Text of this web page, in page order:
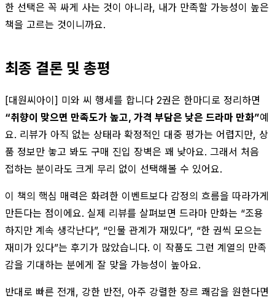
한 선택은 꼭 싸게 사는 것이 아니라, 내가 만족할 가능성이 높은
책을 고르는 것이니까요.
최종 결론 및 총평
[대원씨아이] 미와 씨 행세를 합니다 2권은 한마디로 정리하면
“취향이 맞으면 만족도가 높고, 가격 부담은 낮은 드라마 만화”예
요. 리뷰가 아직 없는 상태라 확정적인 대중 평가는 어렵지만, 상
품 정보만 놓고 봐도 구매 진입 장벽은 꽤 낮아요. 그래서 처음
접하는 분이라도 크게 무리 없이 선택해볼 수 있어요.
이 책의 핵심 매력은 화려한 이벤트보다 감정의 흐름을 따라가게
만든다는 점이에요. 실제 리뷰를 살펴보면 드라마 만화는 “조용
하지만 계속 생각난다”, “인물 관계가 재밌다”, “한 권씩 모으는
재미가 있다”는 후기가 많았습니다. 이 작품도 그런 계열의 만족
감을 기대하는 분에게 잘 맞을 가능성이 높아요.
반대로 빠른 전개, 강한 반전, 아주 강렬한 장르 쾌감을 원한다면